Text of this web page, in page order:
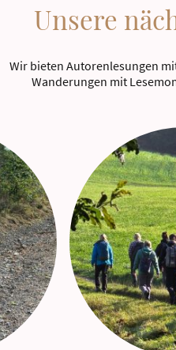
Unsere
Wir bieten Autorenlesungen
Wanderungen mit